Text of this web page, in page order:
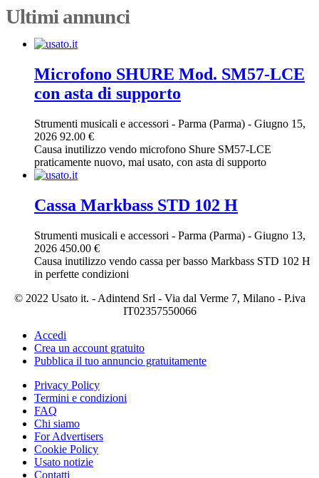
Ultimi annunci
Microfono SHURE Mod. SM57-LCE
con asta di supporto
Strumenti musicali e accessori - Parma (Parma) - Giugno 15,
2026 92.00 €
Causa inutilizzo vendo microfono Shure SM57-LCE
praticamente nuovo, mai usato, con asta di supporto
Cassa Markbass STD 102 H
Strumenti musicali e accessori - Parma (Parma) - Giugno 13,
2026 450.00 €
Causa inutilizzo vendo cassa per basso Markbass STD 102 H
in perfette condizioni
© 2022 Usato it. - Adintend Srl - Via dal Verme 7, Milano - P.iva
IT02357550066
Accedi
Crea un account gratuito
Pubblica il tuo annuncio gratuitamente
Privacy Policy
Termini e condizioni
FAQ
Chi siamo
For Advertisers
Cookie Policy
Usato notizie
Contatti